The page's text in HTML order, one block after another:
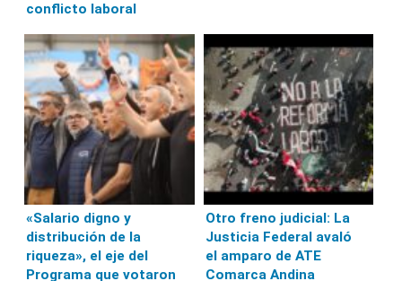
conflicto laboral
«Salario digno y
distribución de la
riqueza», el eje del
Programa que votaron
Otro freno judicial: La
Justicia Federal avaló
el amparo de ATE
Comarca Andina